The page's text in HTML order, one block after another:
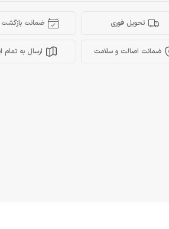
تحویل فوری ضمانت
ضمانت اصالت و سلامت ارسال به تمام